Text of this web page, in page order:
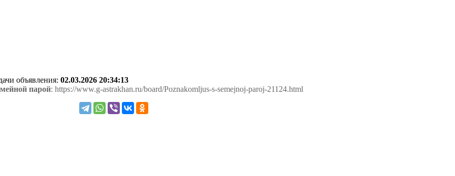
объявления: 02.03.2026 20:34:13
парой: https://www.g-astrakhan.ru/board/Poznakomljus-s-semejnoj-paroj-21124.html